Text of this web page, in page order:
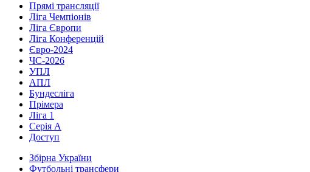
Прямі трансляції
Ліга Чемпіонів
Ліга Європи
Ліга Конференцій
Євро-2024
ЧС-2026
УПЛ
АПЛ
Бундесліга
Прімера
Ліга 1
Серія А
Доступ
Збірна України
Футбольні трансфери